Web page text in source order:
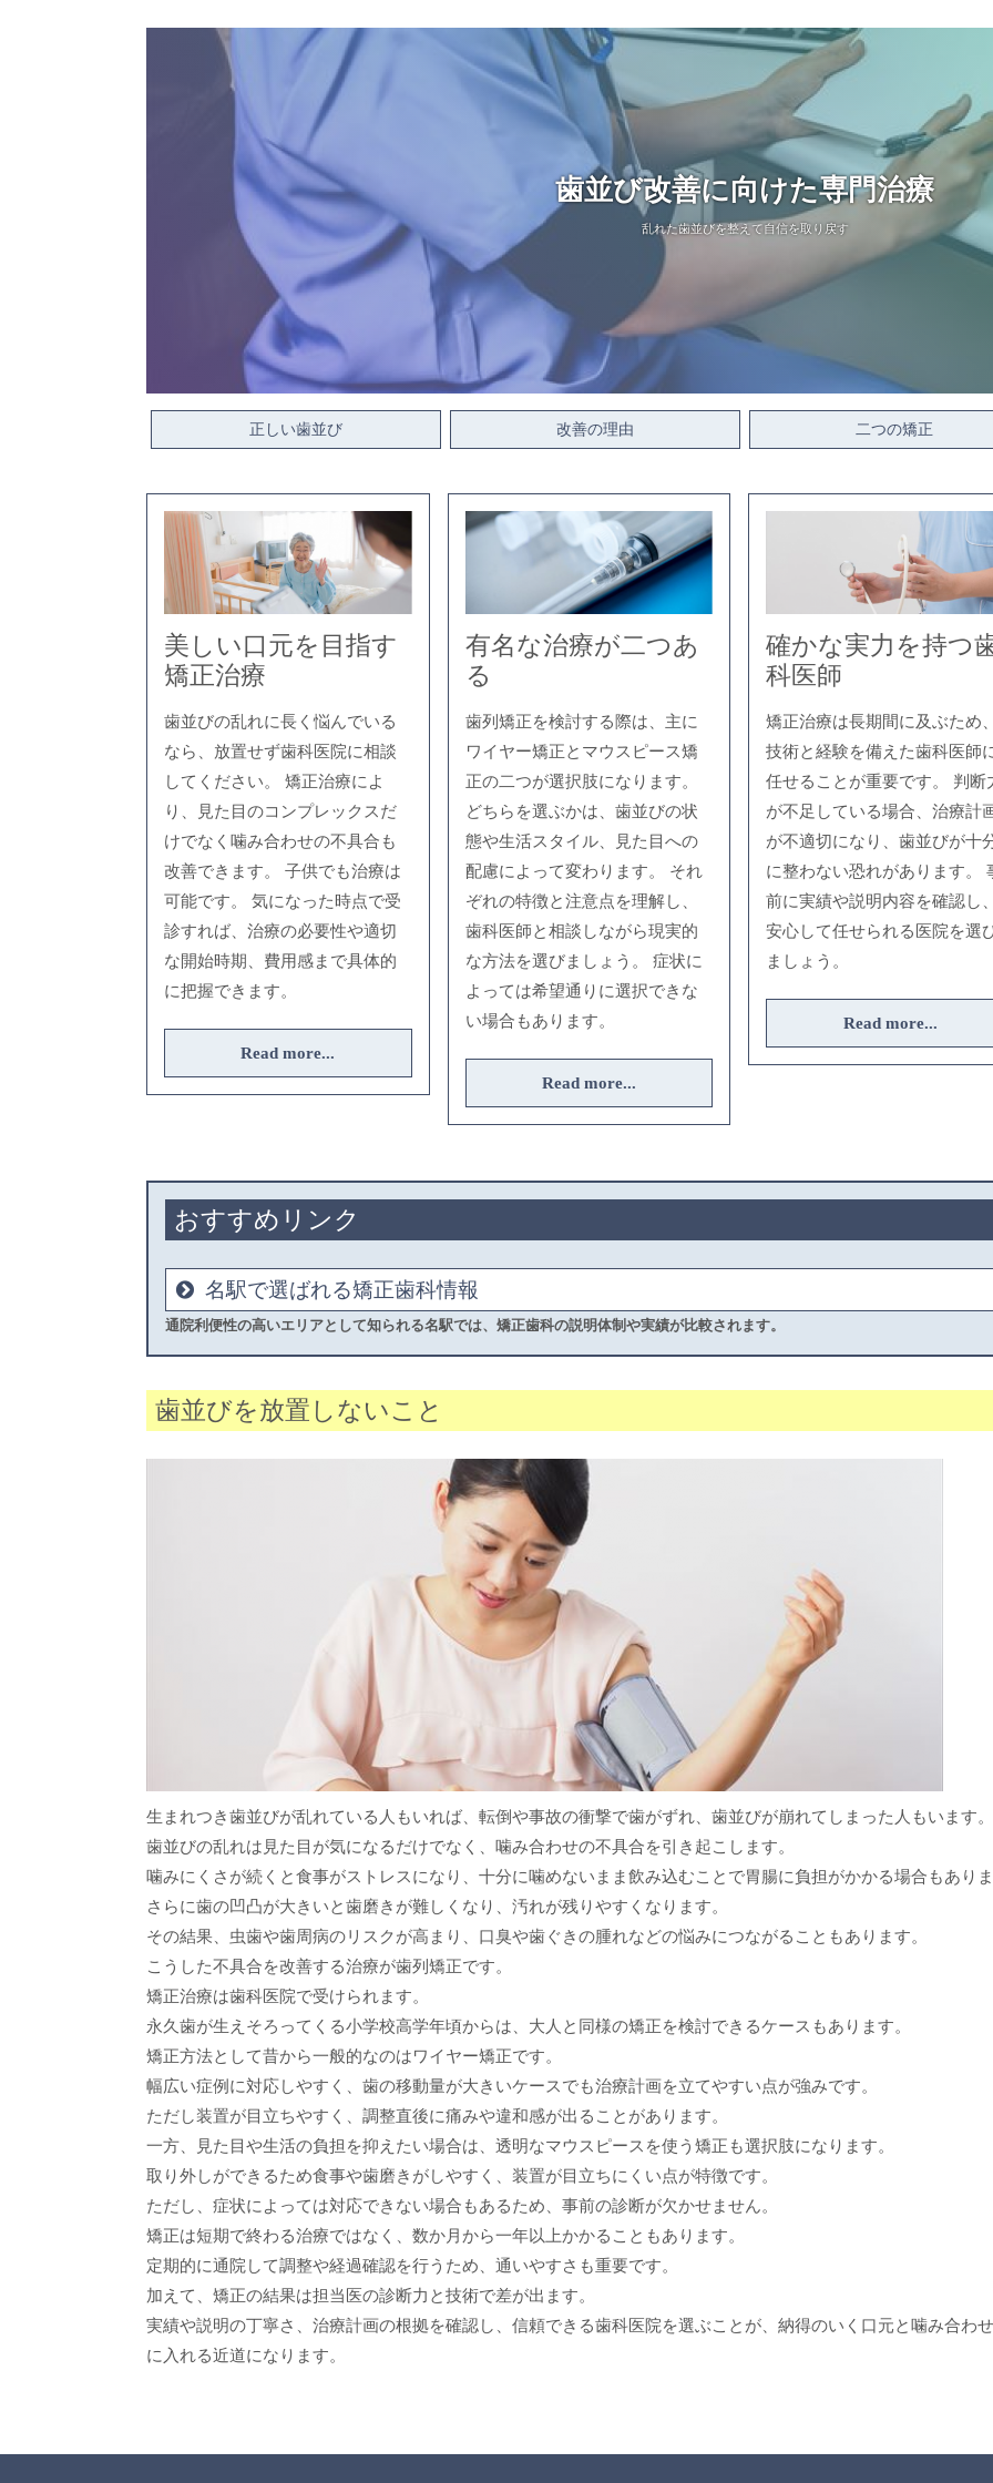
歯並び改善に向けた専門治療
乱れた歯並びを整えて自信を取り戻す
正しい歯並び 改善の理由 二つの矯正
美しい口元を目指す
矯正治療
歯並びの乱れに長く悩んでいる
なら、放置せず歯科医院に相談
してください。 矯正治療によ
り、見た目のコンプレックスだ
けでなく噛み合わせの不具合も
改善できます。 子供でも治療は
可能です。 気になった時点で受
診すれば、治療の必要性や適切
な開始時期、費用感まで具体的
に把握できます。
Read more...
有名な治療が二つあ
る
歯列矯正を検討する際は、主に
ワイヤー矯正とマウスピース矯
正の二つが選択肢になります。
どちらを選ぶかは、歯並びの状
態や生活スタイル、見た目への
配慮によって変わります。 それ
ぞれの特徴と注意点を理解し、
歯科医師と相談しながら現実的
な方法を選びましょう。 症状に
よっては希望通りに選択できな
い場合もあります。
Read more...
確かな実力を持つ
科医師
矯正治療は長期間に及ぶため
技術と経験を備えた歯科医師
任せることが重要です。 判断
が不足している場合、治療計
が不適切になり、歯並びが十
に整わない恐れがあります。
前に実績や説明内容を確認し
安心して任せられる医院を選
ましょう。
Read more...
おすすめリンク
名駅で選ばれる矯正歯科情報
通院利便性の高いエリアとして知られる名駅では、矯正歯科の説明体制や実績が比較されます。
歯並びを放置しないこと
生まれつき歯並びが乱れている人もいれば、転倒や事故の衝撃で歯がずれ、歯並びが崩れてしまった人もいます。
歯並びの乱れは見た目が気になるだけでなく、噛み合わせの不具合を引き起こします。
噛みにくさが続くと食事がストレスになり、十分に噛めないまま飲み込むことで胃腸に負担がかかる場合もあり
さらに歯の凹凸が大きいと歯磨きが難しくなり、汚れが残りやすくなります。
その結果、虫歯や歯周病のリスクが高まり、口臭や歯ぐきの腫れなどの悩みにつながることもあります。
こうした不具合を改善する治療が歯列矯正です。
矯正治療は歯科医院で受けられます。
永久歯が生えそろってくる小学校高学年頃からは、大人と同様の矯正を検討できるケースもあります。
矯正方法として昔から一般的なのはワイヤー矯正です。
幅広い症例に対応しやすく、歯の移動量が大きいケースでも治療計画を立てやすい点が強みです。
ただし装置が目立ちやすく、調整直後に痛みや違和感が出ることがあります。
一方、見た目や生活の負担を抑えたい場合は、透明なマウスピースを使う矯正も選択肢になります。
取り外しができるため食事や歯磨きがしやすく、装置が目立ちにくい点が特徴です。
ただし、症状によっては対応できない場合もあるため、事前の診断が欠かせません。
矯正は短期で終わる治療ではなく、数か月から一年以上かかることもあります。
定期的に通院して調整や経過確認を行うため、通いやすさも重要です。
加えて、矯正の結果は担当医の診断力と技術で差が出ます。
実績や説明の丁寧さ、治療計画の根拠を確認し、信頼できる歯科医院を選ぶことが、納得のいく口元と噛み合わ
に入れる近道になります。